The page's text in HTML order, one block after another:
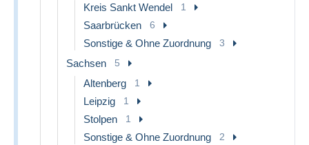
Kreis Sankt Wendel 1
Saarbrücken 6
Sonstige & Ohne Zuordnung 3
Sachsen 5
Altenberg 1
Leipzig 1
Stolpen 1
Sonstige & Ohne Zuordnung 2